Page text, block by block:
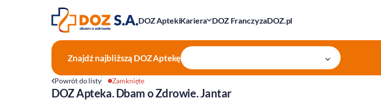
DOZ AptekiKariera DOZ FranczyzaDOZ.pl
Znajdź najbliższą DOZ Aptekę
Powrót do listy Zamknięte
DOZ Apteka. Dbam o Zdrowie. Jantar